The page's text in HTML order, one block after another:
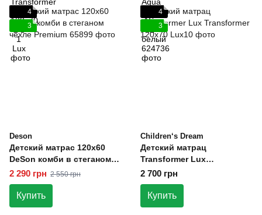
4
3
Deson
Детский матрас 120х60
DeSon комби в стеганом
чехле Premium
2 290 грн 2 550 грн
Купить
4
3
Children‘s Dream
Детский матрац
Transformer Lux
Transformer 120х70
2 700 грн
Купить